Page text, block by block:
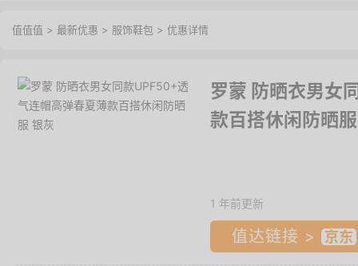
值值值 > 最新优惠 > 服饰鞋包 > 优惠详情
罗蒙 防晒衣男女
款百搭休闲防晒
1 年前更新
值达链接 >